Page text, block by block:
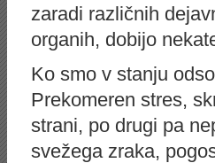
zaradi različnih
organih, dobijo
Ko smo v stanju
Prekomeren stres,
strani, po drugi pa
svežega zraka,